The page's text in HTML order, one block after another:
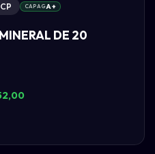
CAPAGA+
DE 20